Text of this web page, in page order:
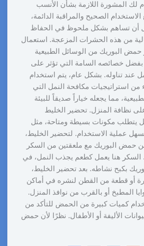
لك المشورة اللازمة بشأن الأنسب
الصحيح والمراقبة الدائمة،
أن تساهم بشكل ملحوظ في الحفاظ
من هذه الحشرات المزعجة. استعمال
حمض البوريك من الوسائل الطبيعية
بفضل خصائصه السامة التي تؤثر على
عند تناوله. بشكل عام، يتم استخدام
استراتيجيات مكافحة النمل التي
مما يجعله خياراً صديقاً للبيئة
نظافة المنزل. تحضير الخليط
يتطلب مكونات بسيطة ومتاحة، مثل
عملية الاستخدام. لتحضير الخليط،
حمض البوريك مع ملعقتين من السكر
السكر هنا يعمل كطعم يجذب النمل، في
بكبح نشاطه. بعد تحضير الخليط،
أو قطعة من القطن لنشره في أماكن
المطبخ أو بالقرب من نوافذ المنزل.
كميات كبيرة من الحمض للتأكد من
الأليفة أو الأطفال. نظرًا لأن حمض